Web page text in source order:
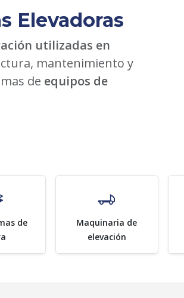
Elevadoras
utilizadas en
mantenimiento y
de equipos de
de
Maquinaria de
elevación